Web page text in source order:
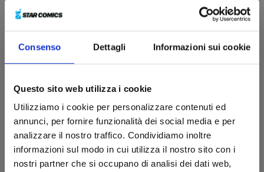
Consenso Dettagli Informazioni sui cookie
Questo sito web utilizza i cookie
Utilizziamo i cookie per personalizzare contenuti ed
annunci, per fornire funzionalità dei social media e per
analizzare il nostro traffico. Condividiamo inoltre
informazioni sul modo in cui utilizza il nostro sito con i
nostri partner che si occupano di analisi dei dati web,